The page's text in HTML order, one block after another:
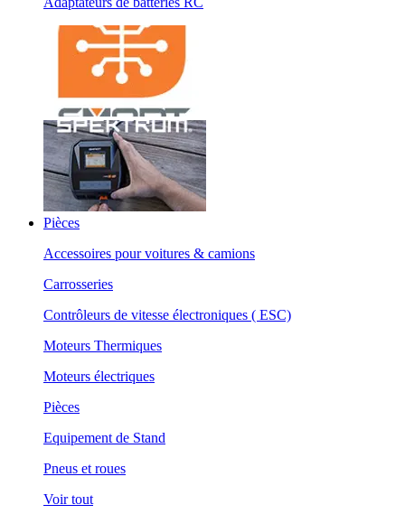
Pièces
Accessoires pour voitures & camions
Carrosseries
Contrôleurs de vitesse électroniques ( ESC)
Moteurs Thermiques
Moteurs électriques
Pièces
Equipement de Stand
Pneus et roues
Voir tout